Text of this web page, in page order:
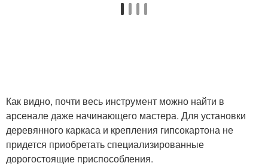
Как видно, почти весь инструмент можно найти в
арсенале даже начинающего мастера. Для установки
деревянного каркаса и крепления гипсокартона не
придется приобретать специализированные
дорогостоящие приспособления.